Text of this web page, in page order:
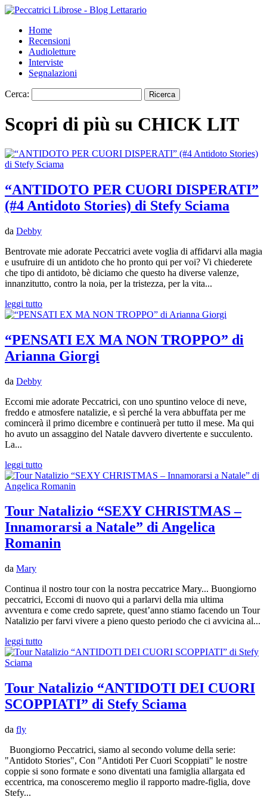
Home
Recensioni
Audioletture
Interviste
Segnalazioni
Cerca:
Scopri di più su CHICK LIT
“ANTIDOTO PER CUORI DISPERATI”
(#4 Antidoto Stories) di Stefy Sciama
da Debby
Bentrovate mie adorate Peccatrici avete voglia di affidarvi alla magia
e usufruire di un antidoto che ho pronto qui per voi? Vi chiederete
che tipo di antidoto, bè diciamo che questo ha diverse valenze,
innanzitutto, contro la noia, per la tristezza, per la vita...
leggi tutto
“PENSATI EX MA NON TROPPO” di
Arianna Giorgi
da Debby
Eccomi mie adorate Peccatrici, con uno spuntino veloce di neve,
freddo e atmosfere natalizie, e sì perché la vera abbuffata per me
comincerà il primo dicembre e continuerà per tutto il mese. Ma qui
ho avuto un assaggino del Natale davvero divertente e succulento.
La...
leggi tutto
Tour Natalizio “SEXY CHRISTMAS –
Innamorarsi a Natale” di Angelica
Romanin
da Mary
Continua il nostro tour con la nostra peccatrice Mary... Buongiorno
peccatrici, Eccomi di nuovo qui a parlarvi della mia ultima
avventura e come credo saprete, quest’anno stiamo facendo un Tour
Natalizio per farvi vivere a pieno questo periodo che ci avvicina al...
leggi tutto
Tour Natalizio “ANTIDOTI DEI CUORI
SCOPPIATI” di Stefy Sciama
da fly
Buongiorno Peccatrici, siamo al secondo volume della serie:
"Antidoto Stories", Con "Antidoti Per Cuori Scoppiati" le nostre
coppie si sono formate e sono diventati una famiglia allargata ed
eccentrica, ma conosceremo meglio il rapporto madre-figlia, dove
Stefy...